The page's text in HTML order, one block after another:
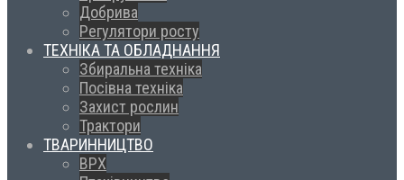
Добрива
Регулятори росту
ТЕХНІКА ТА ОБЛАДНАННЯ
Збиральна техніка
Посівна техніка
Захист рослин
Трактори
ТВАРИННИЦТВО
ВРХ